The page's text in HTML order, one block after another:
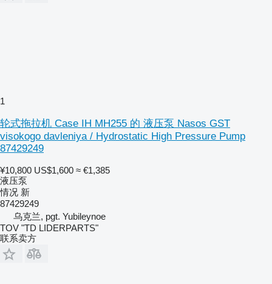
1
轮式拖拉机 Case IH MH255 的 液压泵 Nasos GST
visokogo davleniya / Hydrostatic High Pressure Pump
87429249
¥10,800 US$1,600 ≈ €1,385
液压泵
情况 新
87429249
乌克兰, pgt. Yubileynoe
TOV "TD LIDERPARTS"
联系卖方